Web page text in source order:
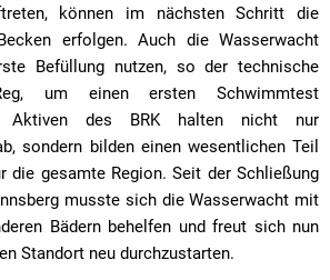
können im nächsten Schritt die
erfolgen. Auch die Wasserwacht
Befüllung nutzen, so der technische
um einen ersten Schwimmtest
Aktiven des BRK halten nicht nur
sondern bilden einen wesentlichen Teil
die gesamte Region. Seit der Schließung
musste sich die Wasserwacht mit
Bädern behelfen und freut sich nun
Standort neu durchzustarten.